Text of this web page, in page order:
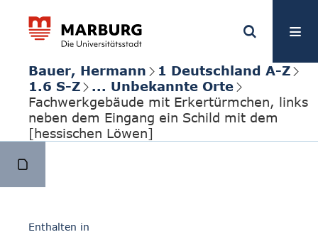
Bauer, Hermann
1 Deutschland A-Z
1.6 S-Z
... Unbekannte Orte
Fachwerkgebäude mit Erkertürmchen, links
neben dem Eingang ein Schild mit dem
[hessischen Löwen]
Enthalten in